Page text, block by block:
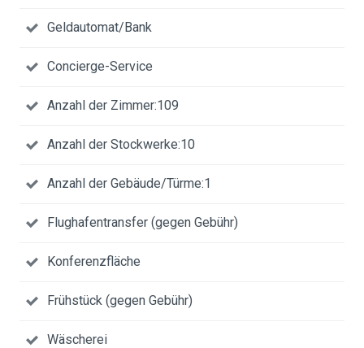
Geldautomat/Bank
Concierge-Service
Anzahl der Zimmer:109
Anzahl der Stockwerke:10
Anzahl der Gebäude/Türme:1
Flughafentransfer (gegen Gebühr)
Konferenzfläche
Frühstück (gegen Gebühr)
Wäscherei